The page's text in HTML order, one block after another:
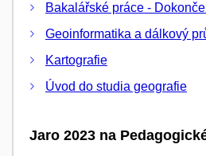
Bakalářské práce -
Geoinformatika a dálkový
Kartografie
Úvod do studia geografie
Jaro 2023 na